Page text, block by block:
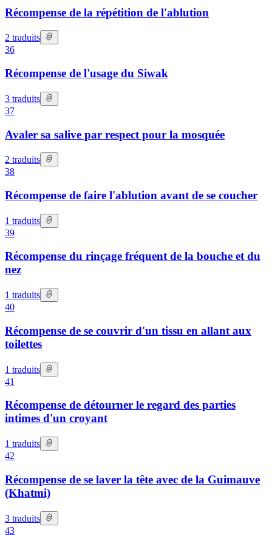
Récompense de la répétition de l'ablution
2 traduits
36
Récompense de l'usage du Siwak
3 traduits
37
Avaler sa salive par respect pour la mosquée
2 traduits
38
Récompense de faire l'ablution avant de se coucher
1 traduits
39
Récompense du rinçage fréquent de la bouche et du
nez
1 traduits
40
Récompense de se couvrir d'un tissu en allant aux
toilettes
1 traduits
41
Récompense de détourner le regard des parties
intimes d'un croyant
1 traduits
42
Récompense de se laver la tête avec de la Guimauve
(Khatmi)
3 traduits
43